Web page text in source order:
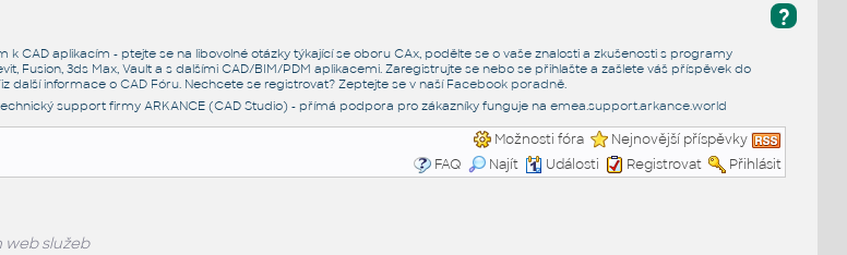
?
k CAD aplikacím - ptejte se na libovolné otázky týkající se oboru CAx, podělte se o vaše znalosti a zkušenosti s programy
Fusion, 3ds Max, Vault a s dalšími CAD/BIM/PDM aplikacemi. Zaregistrujte se nebo se přihlašte a zašlete váš příspěvek do
další informace o CAD Fóru. Nechcete se registrovat? Zeptejte se v naší Facebook poradně.
support firmy ARKANCE (CAD Studio) - přímá podpora pro zákazníky funguje na emea.support.arkance.world
Možnosti fóra
Nejnovější příspěvky
FAQ
Najít Události Registrovat Přihlásit
web služeb